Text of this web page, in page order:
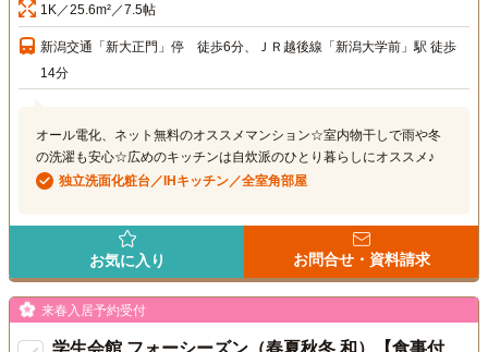
1K／25.6m²／7.5帖
新潟交通「新大正門」停 徒歩6分、ＪＲ越後線「新潟大学前」駅 徒歩
14分
オール電化、ネット無料のオススメマンション☆室内物干しで雨や冬
の洗濯も安心☆広めのキッチンは自炊派のひとり暮らしにオススメ♪
独立洗面化粧台／IHキッチン／全室角部屋
お気に入り お問合せ・資料請求
来春入居予約受付
学生会館 フォーシーズン（春夏秋冬 和）【食事付